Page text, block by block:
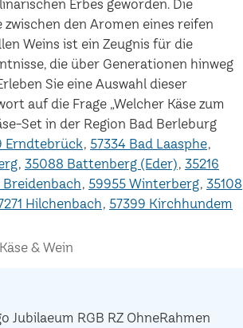
Erbes geworden. Die
den Aromen eines reifen
Weins ist ein Zeugnis für die
die über Generationen hinweg
Sie eine Auswahl dieser
auf die Frage „Welcher Käse zum
Set in der Region Bad Berleburg
Erndtebrück 57334 Bad Laasphe
35088 Battenberg (Eder) 35216
Breidenbach 59955 Winterberg 35108
Hilchenbach 57399 Kirchhundem
Käse & Wein